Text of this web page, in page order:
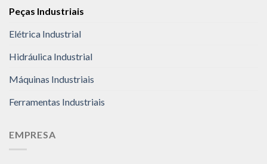
Peças Industriais
Elétrica Industrial
Hidráulica Industrial
Máquinas Industriais
Ferramentas Industriais
EMPRESA